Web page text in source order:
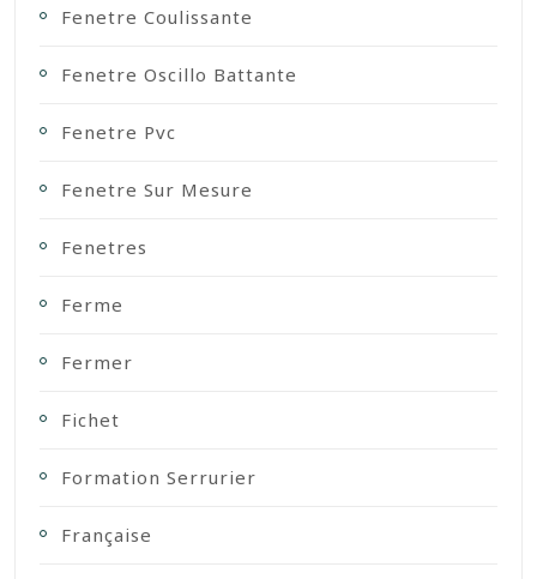
Fenetre Coulissante
Fenetre Oscillo Battante
Fenetre Pvc
Fenetre Sur Mesure
Fenetres
Ferme
Fermer
Fichet
Formation Serrurier
Française